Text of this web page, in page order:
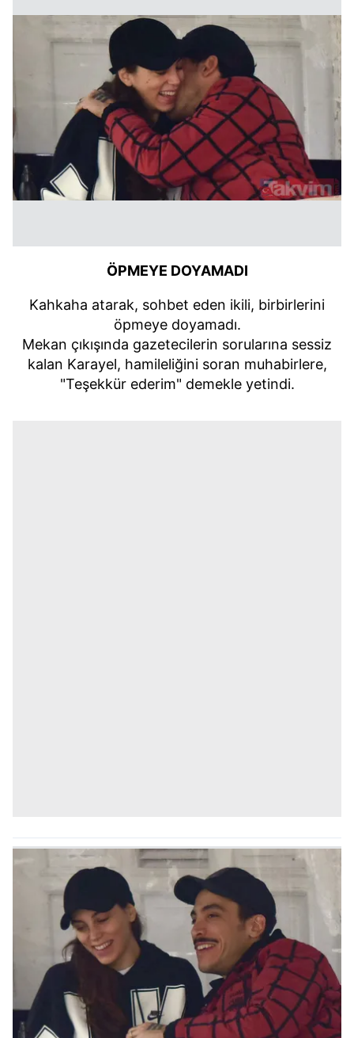
ÖPMEYE DOYAMADI
Kahkaha atarak, sohbet eden ikili, birbirlerini
öpmeye doyamadı.
Mekan çıkışında gazetecilerin sorularına sessiz
kalan Karayel, hamileliğini soran muhabirlere,
"Teşekkür ederim" demekle yetindi.